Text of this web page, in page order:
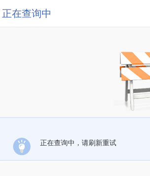
正在查询中
正在查询中，请刷新重试